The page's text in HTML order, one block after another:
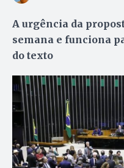
A urgência da
semana e funciona
do texto